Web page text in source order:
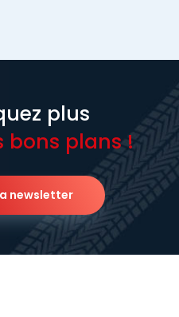
plus
bons plans !
newsletter